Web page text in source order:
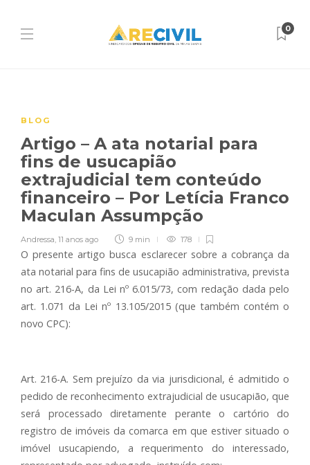
0
BLOG
Artigo – A ata notarial para
fins de usucapião
extrajudicial tem conteúdo
financeiro – Por Letícia Franco
Maculan Assumpção
Andressa, 11 anos ago 9 min 178
O presente artigo busca esclarecer sobre a cobrança da
ata notarial para fins de usucapião administrativa, prevista
no art. 216-A, da Lei nº 6.015/73, com redação dada pelo
art. 1.071 da Lei nº 13.105/2015 (que também contém o
novo CPC):
Art. 216-A. Sem prejuízo da via jurisdicional, é admitido o
pedido de reconhecimento extrajudicial de usucapião, que
será processado diretamente perante o cartório do
registro de imóveis da comarca em que estiver situado o
imóvel usucapiendo, a requerimento do interessado,